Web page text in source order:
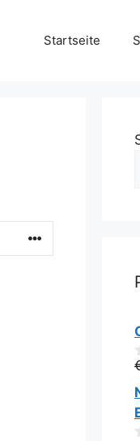
Startseite
v